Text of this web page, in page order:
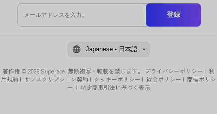
登録
Japanese - 日本語
著作権 © 2026 Superace. 無断複写・転載を禁じます。 プライバシーポリシー | 利
用規約 | サブスクリプション契約 | クッキーポリシー | 返金ポリシー | 商標ポリシ
ー | 特定商取引法に基づく表示